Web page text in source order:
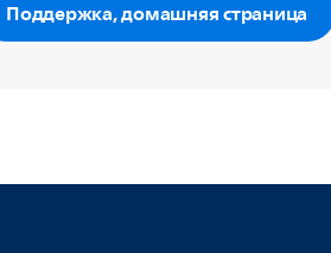
Поддержка, домашняя страница